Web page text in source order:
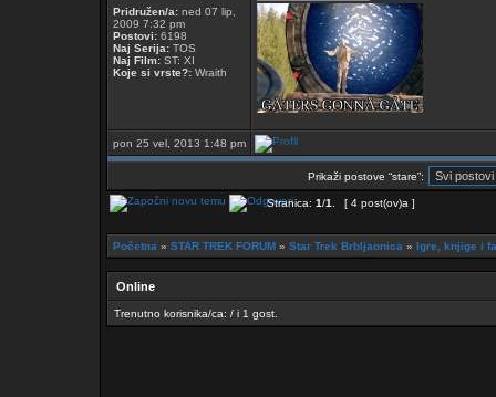
Pridružen/a: ned 07 lip,
2009 7:32 pm
Postovi: 6198
Naj Serija: TOS
Naj Film: ST: XI
Koje si vrste?: Wraith
pon 25 vel, 2013 1:48 pm
Prikaži postove “stare”:
Stranica: 1/1 [ 4 post(ov)a ]
Početna » STAR TREK FORUM » Star Trek Brbljaonica » Igre, knjige i
Online
Trenutno korisnika/ca: / i 1 gost.